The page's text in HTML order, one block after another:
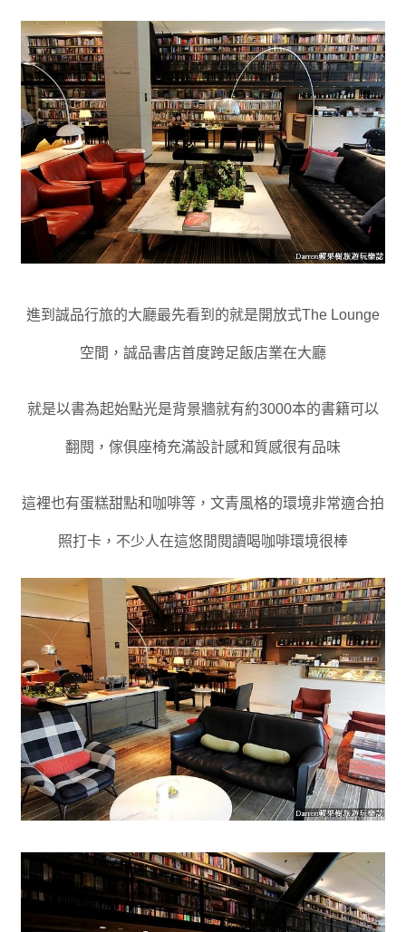
進到誠品行旅的大廳最先看到的就是開放式The Lounge
空間，誠品書店首度跨足飯店業在大廳
就是以書為起始點光是背景牆就有約3000本的書籍可以
翻閱 ，傢俱座椅充滿設計感和質感很有品味
這裡也有蛋糕甜點和咖啡等 ，文青風格的環境非常適合拍
照打卡，不少人在這悠閒閱讀喝咖啡環境很棒